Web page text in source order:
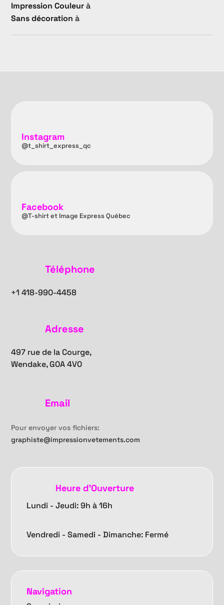
Impression Couleurà
Sans décoration à
Instagram
@t_shirt_express_qc
Facebook
@T-shirt et Image Express Québec
Téléphone
+1418-990-4458
Adresse
497 rue de la Courge,
Wendake, G0A 4V0
Email
Pour envoyer vos fichiers:
graphiste@impressionvetements.com
Heure d'Ouverture
Lundi - Jeudi: 9h à 16h
Vendredi -Samedi - Dimanche: Fermé
Navigation